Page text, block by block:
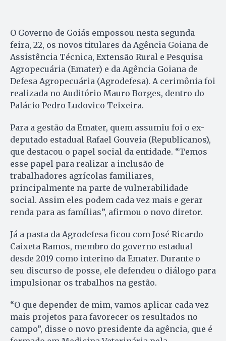
O Governo de Goiás empossou nesta segunda-
feira, 22, os novos titulares da Agência Goiana de
Assistência Técnica, Extensão Rural e Pesquisa
Agropecuária (Emater) e da Agência Goiana de
Defesa Agropecuária (Agrodefesa). A cerimônia foi
realizada no Auditório Mauro Borges, dentro do
Palácio Pedro Ludovico Teixeira.
Para a gestão da Emater, quem assumiu foi o ex-
deputado estadual Rafael Gouveia (Republicanos),
que destacou o papel social da entidade. “Temos
esse papel para realizar a inclusão de
trabalhadores agrícolas familiares,
principalmente na parte de vulnerabilidade
social. Assim eles podem cada vez mais e gerar
renda para as famílias”, afirmou o novo diretor.
Já a pasta da Agrodefesa ficou com José Ricardo
Caixeta Ramos, membro do governo estadual
desde 2019 como interino da Emater. Durante o
seu discurso de posse, ele defendeu o diálogo para
impulsionar os trabalhos na gestão.
“O que depender de mim, vamos aplicar cada vez
mais projetos para favorecer os resultados no
campo”, disse o novo presidente da agência, que é